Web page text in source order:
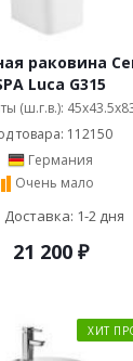
раковина
Luca G315
(ш.г.в.):
товара: 112150
Германия
Очень мало
Доставка: 1-2 дня
21 200₽
ХИТ